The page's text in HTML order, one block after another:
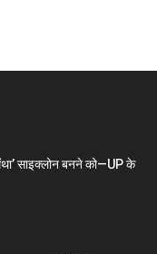
साइक्लोन बनने को—UP के